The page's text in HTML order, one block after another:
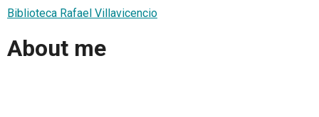
Biblioteca Rafael Villavicencio
About me